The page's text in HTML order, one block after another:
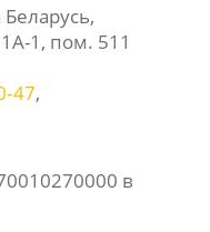
1, пом. 511
,
в